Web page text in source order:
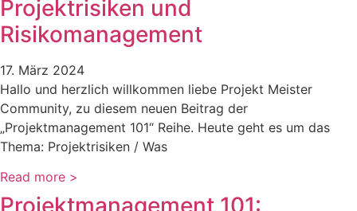
Projektrisiken und
Risikomanagement
17. März 2024
Hallo und herzlich willkommen liebe Projekt Meister
Community, zu diesem neuen Beitrag der
„Projektmanagement 101“ Reihe. Heute geht es um das
Thema: Projektrisiken / Was
Read more >
Projektmanagement 101: